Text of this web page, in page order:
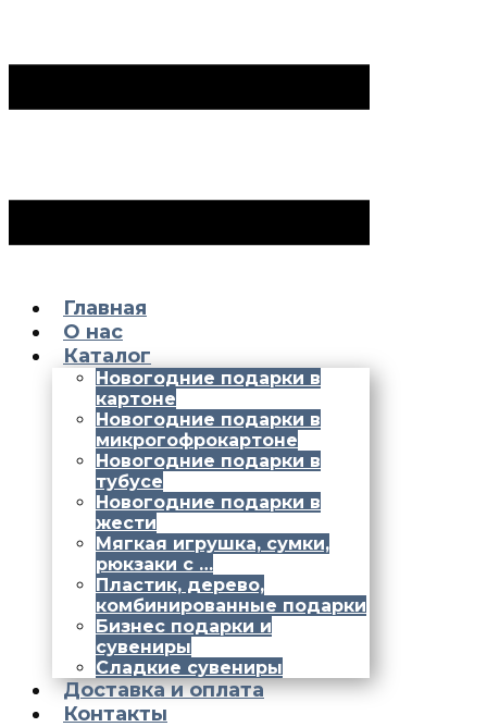
Главная
О нас
Каталог
Новогодние подарки в
картоне
Новогодние подарки в
микрогофрокартоне
Новогодние подарки в
тубусе
Новогодние подарки в
жести
Мягкая игрушка, сумки,
рюкзаки с …
Пластик, дерево,
комбинированные подарки
Бизнес подарки и
сувениры
Сладкие сувениры
Доставка и оплата
Контакты